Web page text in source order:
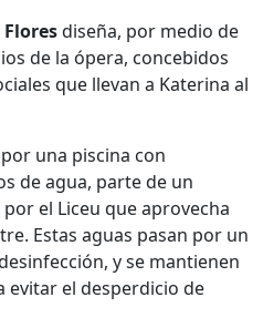
diseña, por medio de
de la ópera, concebidos
que llevan a Katerina al
una piscina con
de agua, parte de un
el Liceu que aprovecha
Estas aguas pasan por un
y se mantienen
el desperdicio de